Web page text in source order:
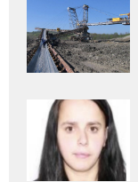
aici textul
pentru
subtitlu
Adaugă
aici textul
pentru
subtitlu